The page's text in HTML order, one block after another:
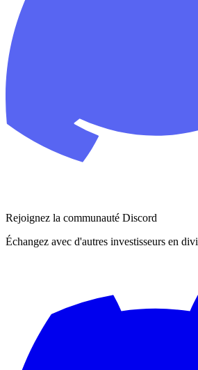
Rejoignez la communauté Discord
Échangez avec d'autres investisseurs en